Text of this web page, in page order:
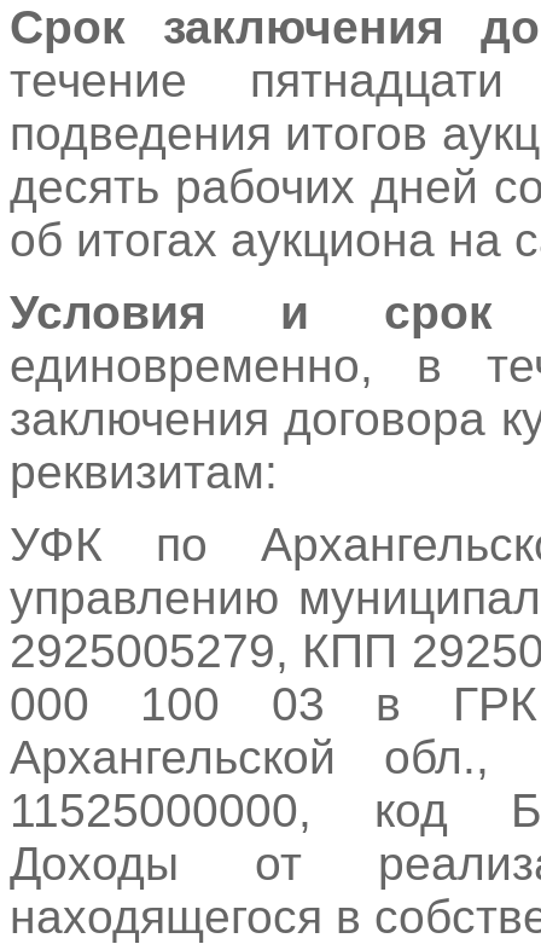
Срок заключения
течение
подведения итогов
десять рабочих дней
об итогах аукциона на
Условия и срок
единовременно, в
заключения договора
реквизитам:
УФК по
управлению
2925005279, КПП
000 100 03 в
Архангельской
11525000000, код
Доходы от
находящегося в